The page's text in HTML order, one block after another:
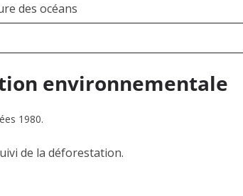
des océans
environnementale
1980.
de la déforestation.